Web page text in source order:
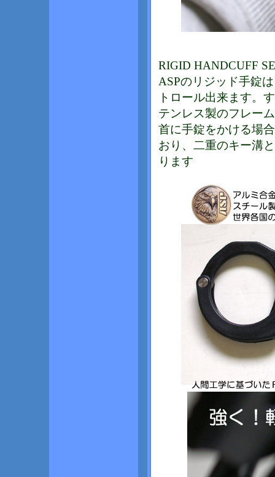
RIGID HANDCUFF
ASPのリジッド手錠
トロール出来ます。
テンレス製のフレー
首に手錠をかける場
おり、二重のキー溝
ります